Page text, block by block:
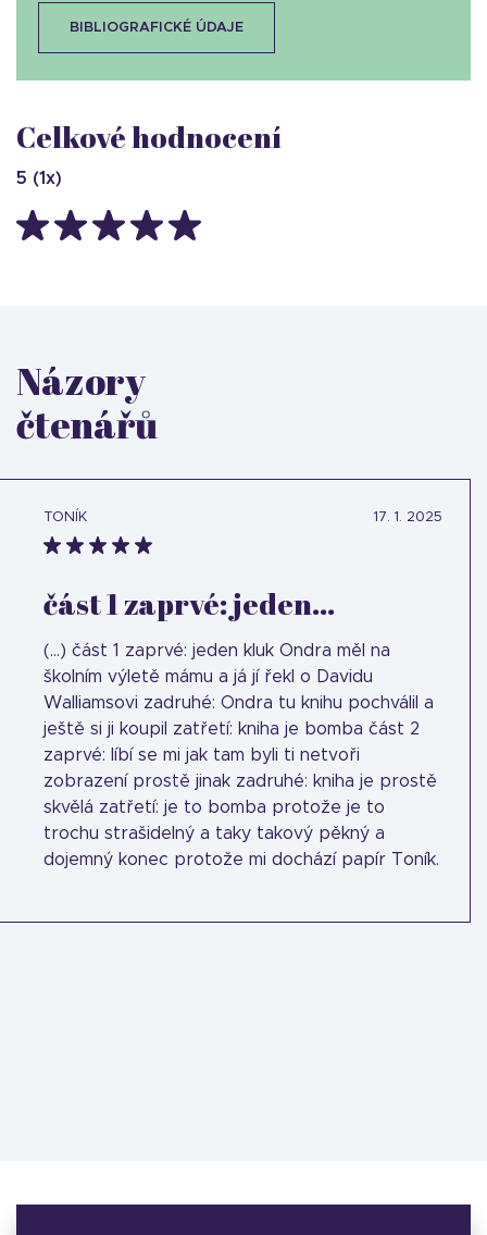
BIBLIOGRAFICKÉ ÚDAJE
Celkové hodnocení
5 (1x)
Názory
čtenářů
TONÍK 17. 1. 2025
část 1 zaprvé: jeden...
(...) část 1 zaprvé: jeden kluk Ondra měl na
školním výletě mámu a já jí řekl o Davidu
Walliamsovi zadruhé: Ondra tu knihu pochválil a
ještě si ji koupil zatřetí: kniha je bomba část 2
zaprvé: líbí se mi jak tam byli ti netvoři
zobrazení prostě jinak zadruhé: kniha je prostě
skvělá zatřetí: je to bomba protože je to
trochu strašidelný a taky takový pěkný a
dojemný konec protože mi dochází papír Toník.